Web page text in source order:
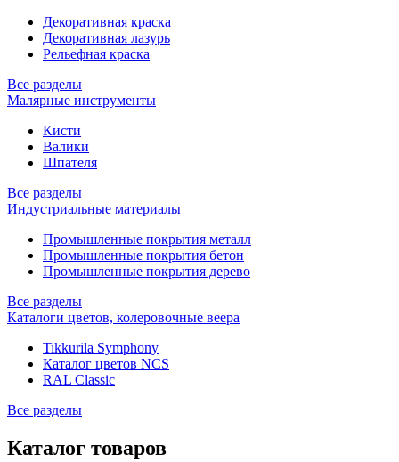
Декоративная краска
Декоративная лазурь
Рельефная краска
Все разделы
Малярные инструменты
Кисти
Валики
Шпателя
Все разделы
Индустриальные материалы
Промышленные покрытия металл
Промышленные покрытия бетон
Промышленные покрытия дерево
Все разделы
Каталоги цветов, колеровочные веера
Tikkurila Symphony
Каталог цветов NCS
RAL Classic
Все разделы
Каталог товаров